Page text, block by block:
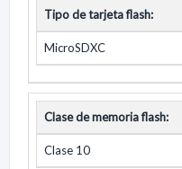
Tipo de tarjeta flash:
MicroSDXC
Clase de memoria flash:
Clase 10